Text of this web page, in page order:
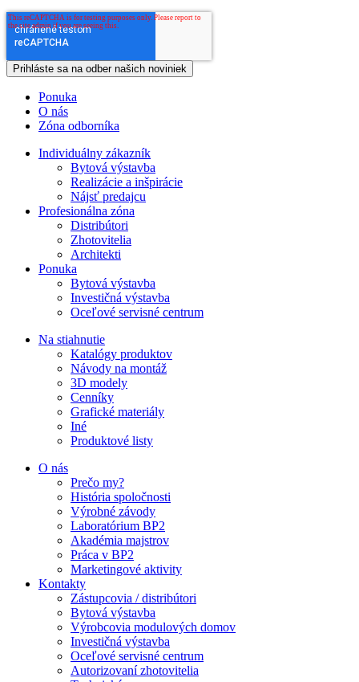
Ponuka
O nás
Zóna odborníka
Individuálny zákazník
Bytová výstavba
Realizácie a inšpirácie
Nájsť predajcu
Profesionálna zóna
Distribútori
Zhotovitelia
Architekti
Ponuka
Bytová výstavba
Investičná výstavba
Oceľové servisné centrum
Na stiahnutie
Katalógy produktov
Návody na montáž
3D modely
Cenníky
Grafické materiály
Iné
Produktové listy
O nás
Prečo my?
História spoločnosti
Výrobné závody
Laboratórium BP2
Akadémia majstrov
Práca v BP2
Marketingové aktivity
Kontakty
Zástupcovia / distribútori
Bytová výstavba
Výrobcovia modulových domov
Investičná výstavba
Oceľové servisné centrum
Autorizovaní zhotovitelia